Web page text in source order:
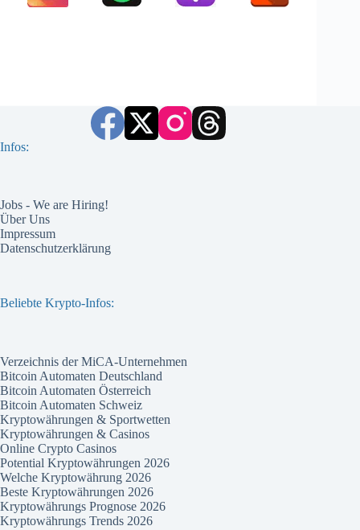
Infos:
Jobs - We are Hiring!
Über Uns
Impressum
Datenschutzerklärung
Beliebte Krypto-Infos:
Verzeichnis der MiCA-Unternehmen
Bitcoin Automaten Deutschland
Bitcoin Automaten Österreich
Bitcoin Automaten Schweiz
Kryptowährungen & Sportwetten
Kryptowährungen & Casinos
Online Crypto Casinos
Potential Kryptowährungen 2026
Welche Kryptowährung 2026
Beste Kryptowährungen 2026
Kryptowährungs Prognose 2026
Kryptowährungs Trends 2026